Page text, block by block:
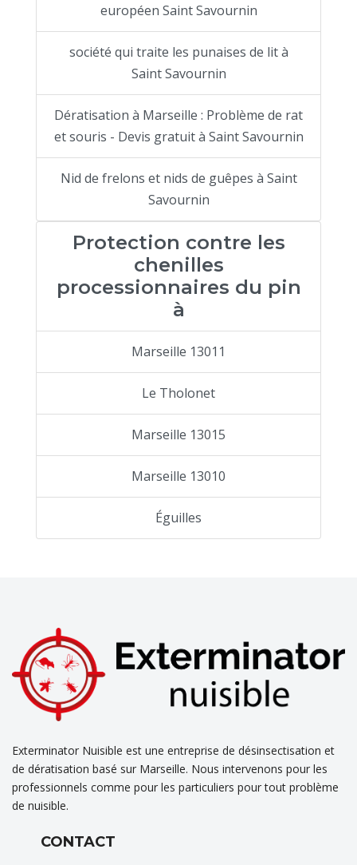
européen Saint Savournin
société qui traite les punaises de lit à
Saint Savournin
Dératisation à Marseille : Problème de rat
et souris - Devis gratuit à Saint Savournin
Nid de frelons et nids de guêpes à Saint
Savournin
Protection contre les
chenilles
processionnaires du pin
à
Marseille 13011
Le Tholonet
Marseille 13015
Marseille 13010
Éguilles
Exterminator Nuisible est une entreprise de désinsectisation et
de dératisation basé sur Marseille. Nous intervenons pour les
professionnels comme pour les particuliers pour tout problème
de nuisible.
CONTACT